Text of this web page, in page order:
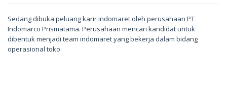
Sedang dibuka peluang karir indomaret oleh perusahaan PT
Indomarco Prismatama. Perusahaan mencari kandidat untuk
dibentuk menjadi team indomaret yang bekerja dalam bidang
operasional toko.